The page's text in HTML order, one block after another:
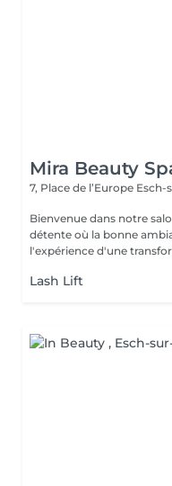
Mira Beauty
7, Place de l’Europe Esch-
Bienvenue dans notre
détente où la bonne
l'expérience d'une
Lash Lift